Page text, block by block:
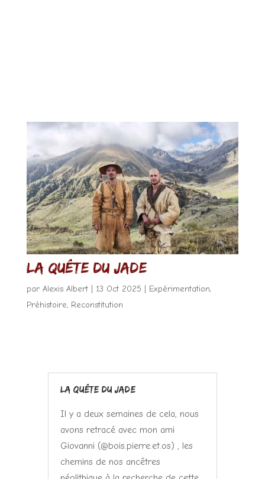
La quête du jade
par Alexis Albert| 13 Oct 2025 Expérimentation,
Préhistoire, Reconstitution
La quête du Jade
Il y a deux semaines de cela, nous
avons retracé avec mon ami
Giovanni (@bois.pierre.et.os) , les
chemins de nos ancêtres